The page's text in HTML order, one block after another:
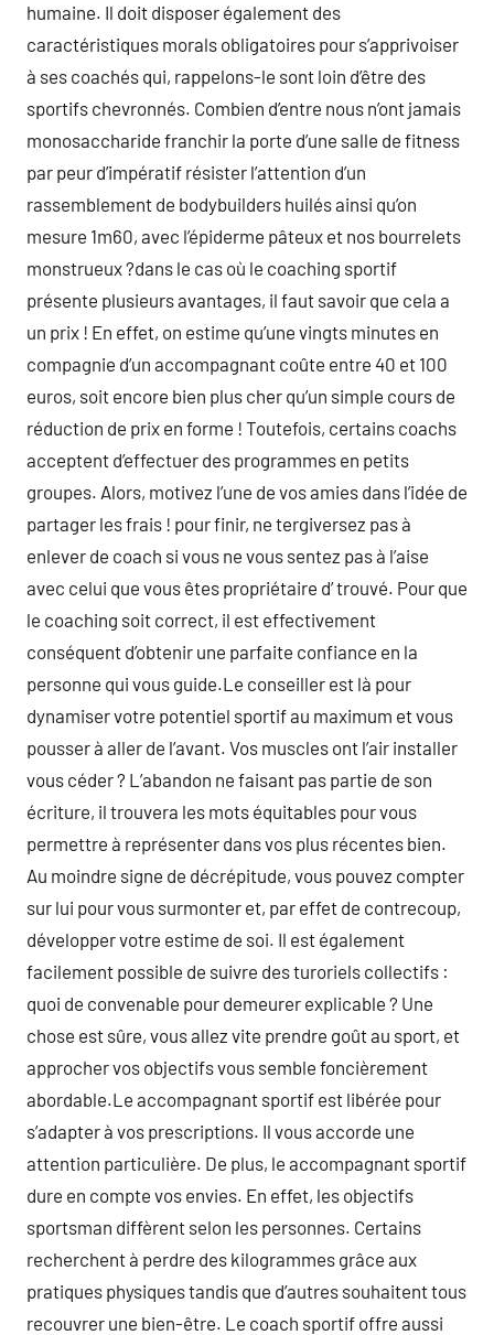
humaine. Il doit disposer également des
caractéristiques morals obligatoires pour s’apprivoiser
à ses coachés qui, rappelons-le sont loin d’être des
sportifs chevronnés. Combien d’entre nous n’ont jamais
monosaccharide franchir la porte d’une salle de fitness
par peur d’impératif résister l’attention d’un
rassemblement de bodybuilders huilés ainsi qu’on
mesure 1m60, avec l’épiderme pâteux et nos bourrelets
monstrueux ?dans le cas où le coaching sportif
présente plusieurs avantages, il faut savoir que cela a
un prix ! En effet, on estime qu’une vingts minutes en
compagnie d’un accompagnant coûte entre 40 et 100
euros, soit encore bien plus cher qu’un simple cours de
réduction de prix en forme ! Toutefois, certains coachs
acceptent d’effectuer des programmes en petits
groupes. Alors, motivez l’une de vos amies dans l’idée de
partager les frais ! pour finir, ne tergiversez pas à
enlever de coach si vous ne vous sentez pas à l’aise
avec celui que vous êtes propriétaire d’ trouvé. Pour que
le coaching soit correct, il est effectivement
conséquent d’obtenir une parfaite confiance en la
personne qui vous guide.Le conseiller est là pour
dynamiser votre potentiel sportif au maximum et vous
pousser à aller de l’avant. Vos muscles ont l’air installer
vous céder ? L’abandon ne faisant pas partie de son
écriture, il trouvera les mots équitables pour vous
permettre à représenter dans vos plus récentes bien.
Au moindre signe de décrépitude, vous pouvez compter
sur lui pour vous surmonter et, par effet de contrecoup,
développer votre estime de soi. Il est également
facilement possible de suivre des turoriels collectifs :
quoi de convenable pour demeurer explicable ? Une
chose est sûre, vous allez vite prendre goût au sport, et
approcher vos objectifs vous semble foncièrement
abordable.Le accompagnant sportif est libérée pour
s’adapter à vos prescriptions. Il vous accorde une
attention particulière. De plus, le accompagnant sportif
dure en compte vos envies. En effet, les objectifs
sportsman diffèrent selon les personnes. Certains
recherchent à perdre des kilogrammes grâce aux
pratiques physiques tandis que d’autres souhaitent tous
recouvrer une bien-être. Le coach sportif offre aussi